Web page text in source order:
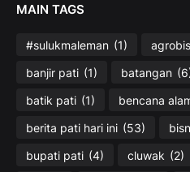
MAIN TAGS
#sulukmaleman (1)
banjir pati (1) batangan
batik pati (1) bencana
berita pati hari ini (53)
bupati pati (4) cluwak (2)